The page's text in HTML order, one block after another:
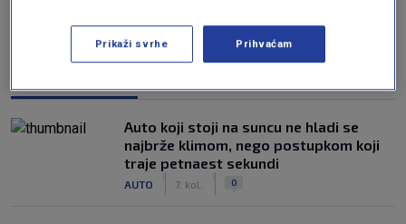
Auto koji stoji na suncu ne hladi se
najbrže klimom, nego postupkom koji
traje petnaest sekundi
AUTO 7. kol. 0
Prikaži svrhe Prihvaćam